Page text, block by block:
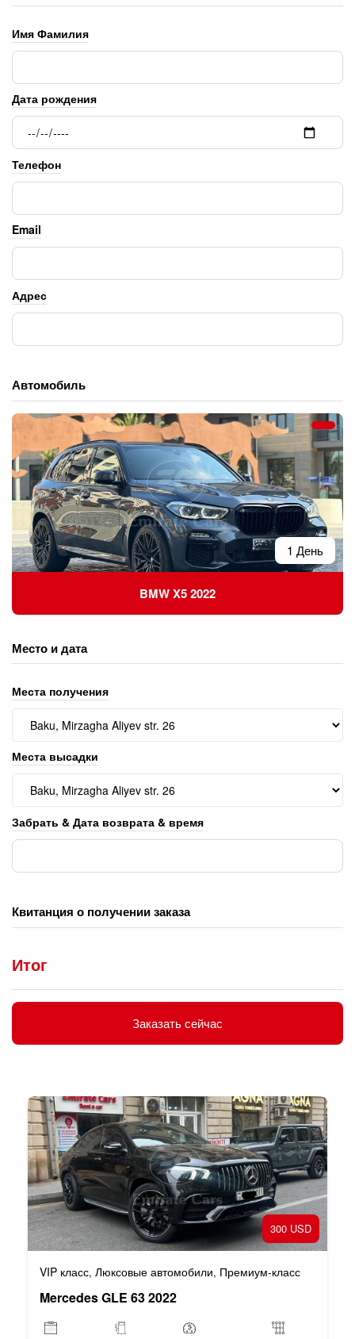
Имя Фамилия
Дата рождения
Телефон
Email
Адрес
Автомобиль
1 День
BMW X5 2022
Место и дата
Места получения
Места высадки
Забрать & Дата возврата & время
Квитанция о получении заказа
Итог
Заказать сейчас
300 USD
VIP класс, Люксовые автомобили, Премиум-класс
Mercedes GLE 63 2022